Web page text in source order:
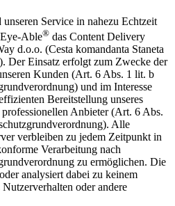
Service in nahezu Echtzeit
Able® das Content Delivery
d.o.o. (Cesta komandanta Staneta
Der Einsatz erfolgt zum Zwecke der
Kunden (Art. 6 Abs. 1 lit. b
) und im Interesse
Bereitstellung unseres
Anbieter (Art. 6 Abs.
). Alle
verbleiben zu jedem Zeitpunkt in
Verarbeitung nach
zu ermöglichen. Die
analysiert dabei zu keinem
oder andere